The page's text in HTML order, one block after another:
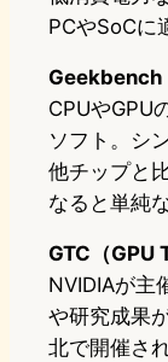
PCやSoCに
Geekbench
CPUやGPU
ソフト。シ
他チップと
なると単純
GTC（GPU
NVIDIAが主
や研究成果
北で開催さ